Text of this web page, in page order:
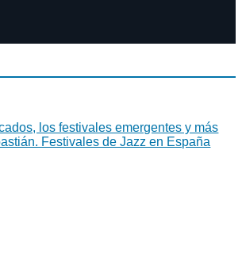
los festivales emergentes y más
Festivales de Jazz en España